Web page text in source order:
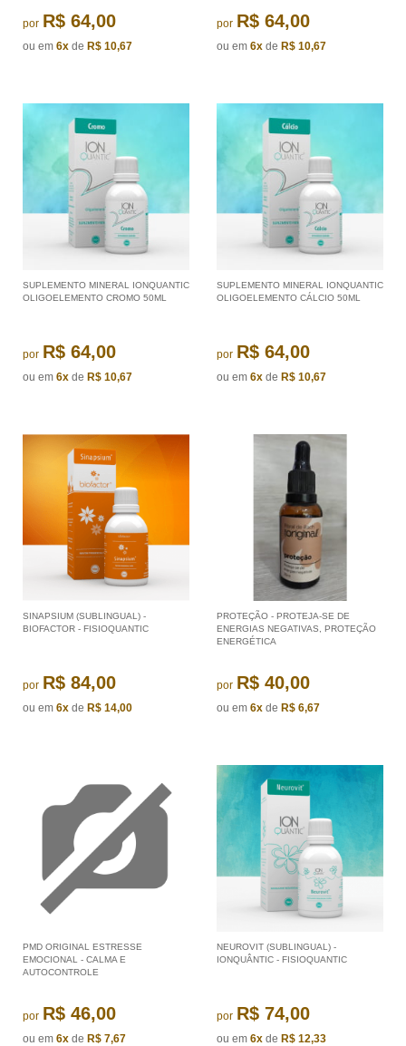
por R$ 64,00
ou em 6x de R$ 10,67
por R$ 64,00
ou em 6x de R$ 10,67
SUPLEMENTO MINERAL IONQUANTIC
OLIGOELEMENTO CROMO 50ML
por R$ 64,00
ou em 6x de R$ 10,67
SUPLEMENTO MINERAL IONQUANTIC
OLIGOELEMENTO CÁLCIO 50ML
por R$ 64,00
ou em 6x de R$ 10,67
SINAPSIUM (SUBLINGUAL) -
BIOFACTOR - FISIOQUANTIC
por R$ 84,00
ou em 6x de R$ 14,00
PROTEÇÃO - PROTEJA-SE DE
ENERGIAS NEGATIVAS, PROTEÇÃO
ENERGÉTICA
por R$ 40,00
ou em 6x de R$ 6,67
PMD ORIGINAL ESTRESSE
EMOCIONAL - CALMA E
AUTOCONTROLE
por R$ 46,00
ou em 6x de R$ 7,67
NEUROVIT (SUBLINGUAL) -
IONQUÂNTIC - FISIOQUANTIC
por R$ 74,00
ou em 6x de R$ 12,33